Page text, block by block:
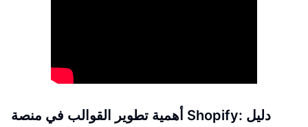
أهمية تطوير القوالب في منصة Shopify: دليل